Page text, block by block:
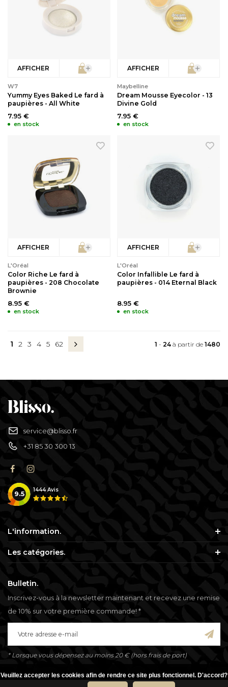
AFFICHER
W7
Yummy Eyes Baked Le fard à
paupières - All White
7.95 €
en stock
AFFICHER
Maybelline
Dream Mousse Eyecolor - 13
Divine Gold
7.95 €
en stock
AFFICHER
L'Oréal
Color Riche Le fard à
paupières - 208 Chocolate
Brownie
8.95 €
en stock
AFFICHER
L'Oréal
Color Infallible Le fard à
paupières - 014 Eternal Black
8.95 €
en stock
1 2 3 4 5 62 1 - 24 à partir de 1480
service@blisso.fr
+31 85 30 300 13
9.5 1444Avis
L'information.
Les catégories.
Bulletin.
Inscrivez-vous à la newsletter maintenant et recevez une remise
de 10% sur votre première commande! *
* Lorsque vous dépensez au moins 20 € (hors frais de port)
Veuillez accepter les cookies afin de rendre ce site plus fonctionnel. D'accord?